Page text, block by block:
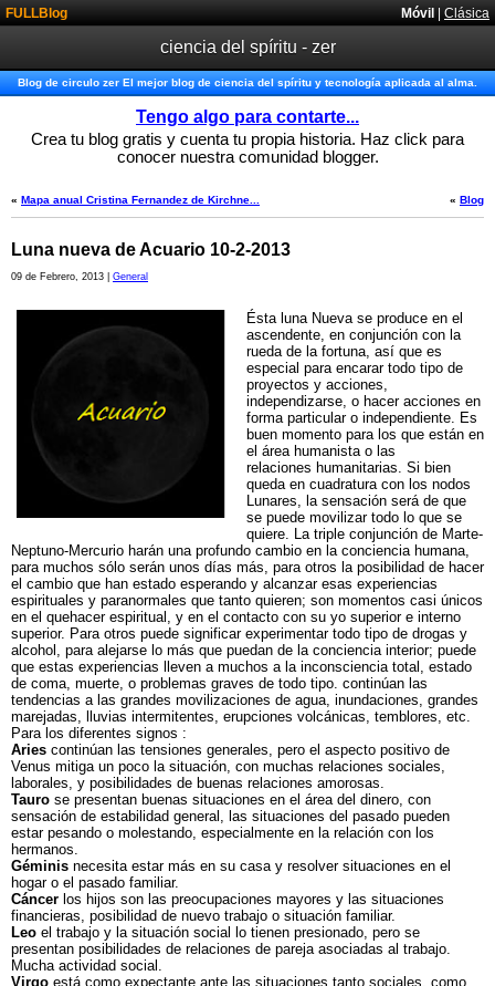
Móvil | Clásica
FULLBlog
ciencia del spíritu - zer
Blog de circulo zer El mejor blog de ciencia del spíritu y tecnología aplicada al alma.
Tengo algo para contarte...
Crea tu blog gratis y cuenta tu propia historia. Haz click para
conocer nuestra comunidad blogger.
« Blog
« Mapa anual Cristina Fernandez de Kirchne...
Luna nueva de Acuario 10-2-2013
09 de Febrero, 2013 | General
Ésta luna Nueva se produce en el
ascendente, en conjunción con la
rueda de la fortuna, así que es
especial para encarar todo tipo de
proyectos y acciones,
independizarse, o hacer acciones en
forma particular o independiente. Es
buen momento para los que están en
el área humanista o las
relaciones humanitarias. Si bien
queda en cuadratura con los nodos
Lunares, la sensación será de que
se puede movilizar todo lo que se
quiere. La triple conjunción de Marte-
Neptuno-Mercurio harán una profundo cambio en la conciencia humana,
para muchos sólo serán unos días más, para otros la posibilidad de hacer
el cambio que han estado esperando y alcanzar esas experiencias
espirituales y paranormales que tanto quieren; son momentos casi únicos
en el quehacer espiritual, y en el contacto con su yo superior e interno
superior. Para otros puede significar experimentar todo tipo de drogas y
alcohol, para alejarse lo más que puedan de la conciencia interior; puede
que estas experiencias lleven a muchos a la inconsciencia total, estado
de coma, muerte, o problemas graves de todo tipo. continúan las
tendencias a las grandes movilizaciones de agua, inundaciones, grandes
marejadas, lluvias intermitentes, erupciones volcánicas, temblores, etc.
Para los diferentes signos :
Aries continúan las tensiones generales, pero el aspecto positivo de
Venus mitiga un poco la situación, con muchas relaciones sociales,
laborales, y posibilidades de buenas relaciones amorosas.
Tauro se presentan buenas situaciones en el área del dinero, con
sensación de estabilidad general, las situaciones del pasado pueden
estar pesando o molestando, especialmente en la relación con los
hermanos.
Géminis necesita estar más en su casa y resolver situaciones en el
hogar o el pasado familiar.
Cáncer los hijos son las preocupaciones mayores y las situaciones
financieras, posibilidad de nuevo trabajo o situación familiar.
Leo el trabajo y la situación social lo tienen presionado, pero se
presentan posibilidades de relaciones de pareja asociadas al trabajo.
Mucha actividad social.
Virgo está como expectante ante las situaciones tanto sociales, como